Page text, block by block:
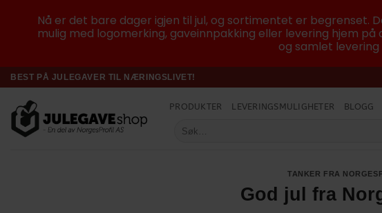
Skip
content
BEST PÅ JULEGAVER TIL NÆRINGSLIVET!
PRODUKTER LEVERINGSMULIGHETER BLOGG
TANKER FRA
God jul fra
Nå er det bare dager igjen til jul, og sortimentet er begrenset.
mulig med logomerking, gaveinnpakking eller levering hjem
og samlet